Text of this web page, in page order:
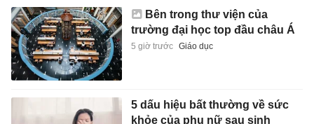
Bên trong thư viện của
trường đại học top đầu châu Á
5 giờ trước Giáo dục
5 dấu hiệu bất thường về sức
khỏe của phụ nữ sau sinh